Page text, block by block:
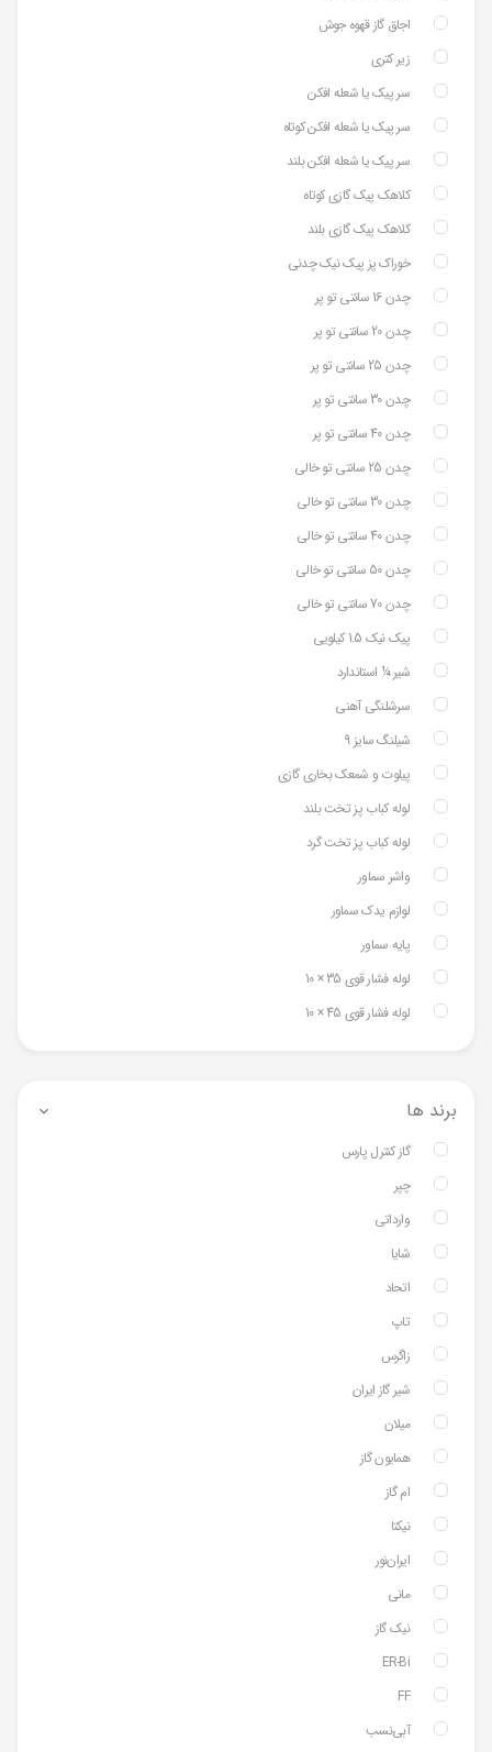
اجاق گاز قهوه جوش
زیر کتری
سر پیک یا شعله افکن
سر پیک یا شعله افکن کوتاه
سر پیک یا شعله افکن بلند
کلاهک پیک گازی کوتاه
کلاهک پیک گازی بلند
خوراک پز پیک نیک چدنی
چدن 16 سانتی تو پر
چدن 20 سانتی تو پر
چدن 25 سانتی تو پر
چدن 30 سانتی تو پر
چدن 40 سانتی تو پر
چدن 25 سانتی تو خالی
چدن 30 سانتی تو خالی
چدن 40 سانتی تو خالی
چدن 50 سانتی تو خالی
چدن 70 سانتی تو خالی
پیک نیک 1.5 کیلویی
شیر ¼ استاندارد
سرشلنگی آهنی
شیلنگ سایز 9
پیلوت و شمعک بخاری گازی
لوله کباب پز تخت بلند
لوله کباب پز تخت گرد
واشر سماور
لوازم یدک سماور
پایه سماور
لوله فشار قوی 35 × 10
لوله فشار قوی 45 × 10
برند ها
گاز کنترل پارس
چپر
وارداتی
شایا
اتحاد
تاپ
زاگرس
شیر گاز ایران
میلان
همایون گاز
ام گاز
نیکتا
ایران‌نور
مانی
نیک گاز
ER-Bi
FF
آبی‌نسب